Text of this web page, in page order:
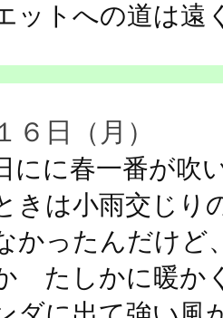
ットへの道は遠
６日（月）
にに春一番が吹
きは小雨交じり
かったんだけど
たしかに暖か